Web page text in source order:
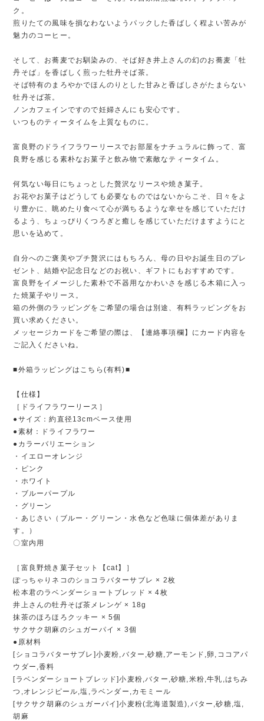
ク。
煎りたての風味を損なわないようパックした香ばしく程よい苦みが
魅力のコーヒー。
そして、お蕎麦でお馴染みの、そば好き井上さんの幻のお蕎麦「牡
丹そば」を香ばしく煎った牡丹そば茶。
そば特有のまろやかでほんのりとした甘みと香ばしさがたまらない
牡丹そば茶。
ノンカフェインですので妊婦さんにも安心です。
いつものティータイムを上質なものに。
富良野のドライフラワーリースでお部屋をナチュラルに飾って、富
良野を感じる素朴なお菓子と飲み物で素敵なティータイム。
何気ない毎日にちょっとした贅沢なリースや焼き菓子。
お花やお菓子はどうしても必要なものではないからこそ、日々をよ
り豊かに、眺めたり食べて心が満ちるような幸せを感じていただけ
るよう、ちょっぴりくつろぎと癒しを感じていただけますようにと
思いを込めて。
自分へのご褒美やプチ贅沢にはもちろん、母の日やお誕生日のプレ
ゼント、結婚や記念日などのお祝い、ギフトにもおすすめです。
富良野をイメージした素朴で不器用なかわいさを感じる木箱に入っ
た焼菓子やリース。
箱の外側のラッピングをご希望の場合は別途、有料ラッピングをお
買い求めください。
メッセージカードをご希望の際は、【連絡事項欄】にカード内容を
ご記入くださいね。
■外箱ラッピングはこちら(有料)■
【仕様】
［ドライフラワーリース］
●サイズ：約直径13cmベース使用
●素材：ドライフラワー
●カラーバリエーション
・イエローオレンジ
・ピンク
・ホワイト
・ブルーパープル
・グリーン
・あじさい（ブルー・グリーン・水色など色味に個体差がありま
す。）
〇室内用
［富良野焼き菓子セット【cat】］
ぽっちゃりネコのショコラバターサブレ × 2枚
松本君のラベンダーショートブレッド × 4枚
井上さんの牡丹そば茶メレンゲ × 18g
抹茶のほろほろクッキー × 5個
サクサク胡麻のシュガーパイ × 3個
●原材料
[ショコラバターサブレ]小麦粉,バター,砂糖,アーモンド,卵,ココアパ
ウダー,香料
[ラベンダーショートブレッド]小麦粉,バター,砂糖,米粉,牛乳,はちみ
つ,オレンジピール,塩,ラベンダー,カモミール
[サクサク胡麻のシュガーパイ]小麦粉(北海道製造),バター,砂糖,塩,
胡麻